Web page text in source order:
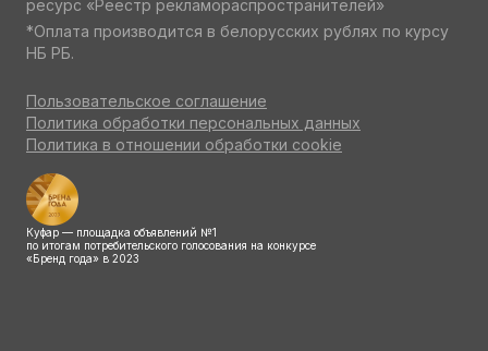
ресурс «Реестр рекламораспространителей»
*Оплата производится в белорусских рублях по курсу
НБ РБ.
Пользовательское соглашение
Политика обработки персональных данных
Политика в отношении обработки cookie
Куфар — площадка объявлений №1
по итогам потребительского голосования на конкурсе
«Бренд года» в 2023